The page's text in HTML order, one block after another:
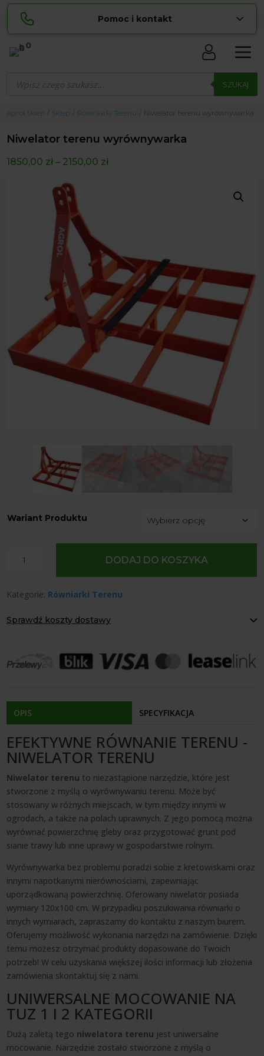
Pomoc i kontakt
Lucyna
pokaż numer
534 853 ... pokaż numer
zamowienia@ ...
biuro@ ...
Biuro obsługi klienta czynne Pn-Sb: 8:00 – 20:00
0
produktów SZUKAJ
Agrol Sklep Sklep Równiarki Terenu Niwelator terenu wyrównywarka
Niwelator terenu wyrównywarka
1850,00 zł– 2150,00 zł
Wariant Produktu
wyrównywarka
DODAJ DO KOSZYKA
Kategorie: Równiarki Terenu
Sprawdź koszty dostawy
Agrol transport: 200 zł
Agrol transport gabaryty: ustalane indywidualnie
Dostępność form dostawy i ceny uzależniona od produktu.
OPIS SPECYFIKACJA
EFEKTYWNE RÓWNANIE TERENU -
NIWELATOR TERENU
Niwelator terenu to niezastąpione narzędzie, które jest
stworzone z myślą o wyrównywaniu terenu. Może być
stosowany w różnych miejscach, w tym między innymi w
ogrodach, a także na polach uprawnych. Z jego pomocą można
wyrównać powierzchnię gleby oraz przygotować grunt pod
sianie trawy lub inne uprawy w gospodarstwie rolnym.
Wyrównywarka bez problemu poradzi sobie z kretowiskami oraz
innymi napotkanymi nierównościami, zapewniając
uporządkowaną powierzchnię. Oferowany niwelator posiada
wymiary 120x100 cm. W przypadku poszukiwania równiarki o
innych wymiarach, zapraszamy do kontaktu z naszym biurem.
Oferujemy możliwość wykonania narzędzi na zamówienie. Dzięki
temu możesz otrzymać produkty dopasowane do Twoich
potrzeb! W celu uzyskania większej ilości informacji lub złożenia
zamówienia skontaktuj się z nami.
UNIWERSALNE MOCOWANIE NA
TUZ 1 I 2 KATEGORII
Dużą zaletą tego niwelatora terenu jest uniwersalne
mocowanie. Narzędzie zostało stworzone z myślą o